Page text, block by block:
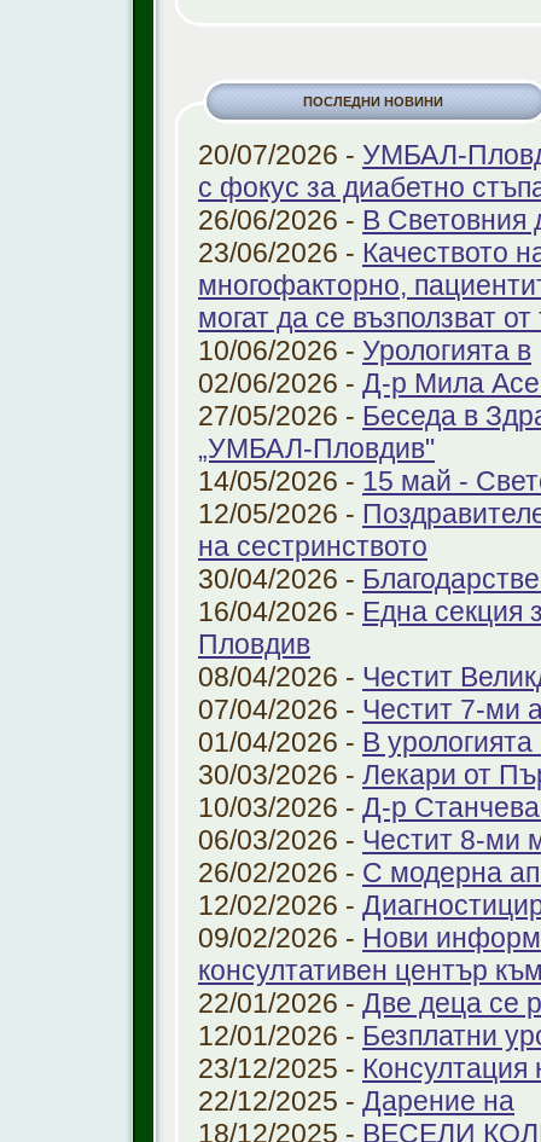
ПОСЛЕДНИ НОВИНИ
20/07/2026 - УМБАЛ-
с фокус за диабетно
26/06/2026 - В Световния
23/06/2026 - Качеството
многофакторно,
могат да се възползват от
10/06/2026 - Урологията в
02/06/2026 - Д-р Мила
27/05/2026 - Беседа в
„УМБАЛ-Пловдив"
14/05/2026 - 15 май -
12/05/2026 -
на сестринството
30/04/2026 -
16/04/2026 - Една секция
Пловдив
08/04/2026 - Честит
07/04/2026 - Честит 7-ми
01/04/2026 - В урологията
30/03/2026 - Лекари от
10/03/2026 - Д-р
06/03/2026 - Честит 8-ми
26/02/2026 - С модерна
12/02/2026 -
09/02/2026 - Нови
консултативен център
22/01/2026 - Две деца се
12/01/2026 - Безплатни
23/12/2025 - Консултация
22/12/2025 - Дарение на
18/12/2025 - ВЕСЕЛИ